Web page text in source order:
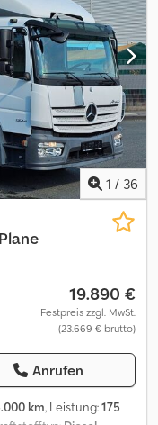
Radgewichte
Höhenverstellbar
(0210) Fronthydraulik
Externe Bedienung
(0250)
Rückspiegel
(0310) Heizung (0320)
EGNOS
(0360)
Multi-Kuppler
1 / 36
19.890 €
Festpreis zzgl. MwSt.
(23.669 € brutto)
Anrufen
km, Leistung:175